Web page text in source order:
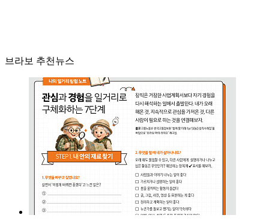
브라보 추천뉴스